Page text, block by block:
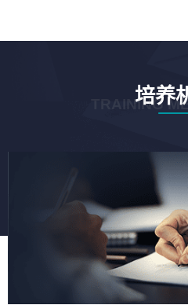
培养
TRAINING